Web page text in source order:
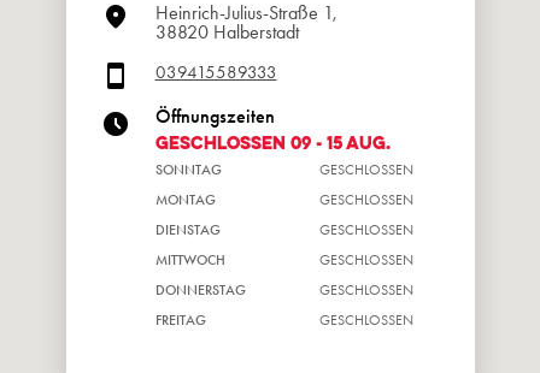
Heinrich-Julius-Straße 1,
38820 Halberstadt
039415589333
Öffnungszeiten
GESCHLOSSEN 09 - 15 Aug.
SONNTAG
GESCHLOSSEN
MONTAG
GESCHLOSSEN
DIENSTAG
GESCHLOSSEN
MITTWOCH
GESCHLOSSEN
DONNERSTAG
GESCHLOSSEN
FREITAG
GESCHLOSSEN